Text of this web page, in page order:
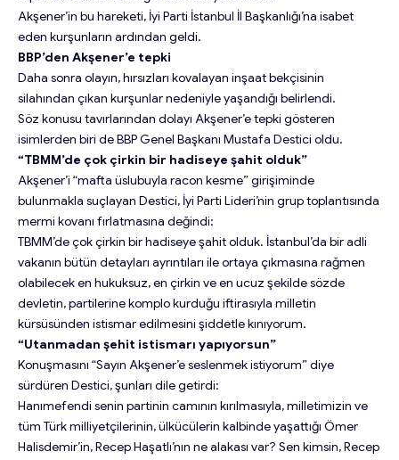
Akşener’in bu hareketi, İyi Parti İstanbul İl Başkanlığı’na isabet
eden kurşunların ardından geldi.
BBP’den Akşener’e tepki
Daha sonra olayın, hırsızları kovalayan inşaat bekçisinin
silahından çıkan kurşunlar nedeniyle yaşandığı belirlendi.
Söz konusu tavırlarından dolayı Akşener’e tepki gösteren
isimlerden biri de BBP Genel Başkanı Mustafa Destici oldu.
“TBMM’de çok çirkin bir hadiseye şahit olduk”
Akşener’i “mafta üslubuyla racon kesme” girişiminde
bulunmakla suçlayan Destici, İyi Parti Lideri’nin grup toplantısında
mermi kovanı fırlatmasına değindi:
TBMM’de çok çirkin bir hadiseye şahit olduk. İstanbul’da bir adli
vakanın bütün detayları ayrıntıları ile ortaya çıkmasına rağmen
olabilecek en hukuksuz, en çirkin ve en ucuz şekilde sözde
devletin, partilerine komplo kurduğu iftirasıyla milletin
kürsüsünden istismar edilmesini şiddetle kınıyorum.
“Utanmadan şehit istismarı yapıyorsun”
Konuşmasını “Sayın Akşener’e seslenmek istiyorum” diye
sürdüren Destici, şunları dile getirdi:
Hanımefendi senin partinin camının kırılmasıyla, milletimizin ve
tüm Türk milliyetçilerinin, ülkücülerin kalbinde yaşattığı Ömer
Halisdemir’in, Recep Haşatlı’nın ne alakası var? Sen kimsin, Recep